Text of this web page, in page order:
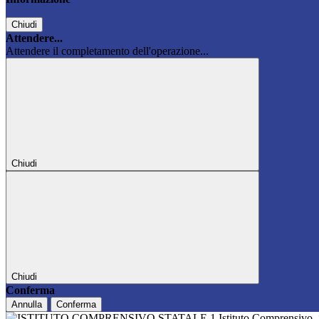
Chiudi
Attendere...
Attendere il completamento dell'operazione...
Chiudi
Chiudi
Conferma
Annulla Conferma